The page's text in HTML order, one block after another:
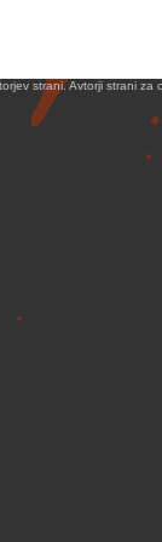
strani. Avtorji strani